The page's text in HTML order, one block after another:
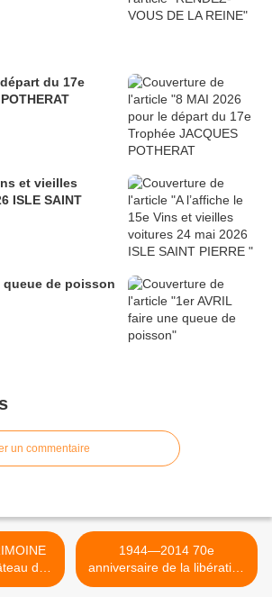
du 17e
queue de poisson
un commentaire
de
1944—2014 70e
anniversaire de la libération
de Beynes >